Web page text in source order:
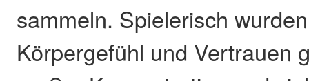
sammeln. Spielerisch
Körpergefühl und Vertrauen